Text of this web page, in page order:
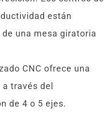
están
una mesa giratoria
CNC ofrece una
través del
de 4 o 5 ejes.